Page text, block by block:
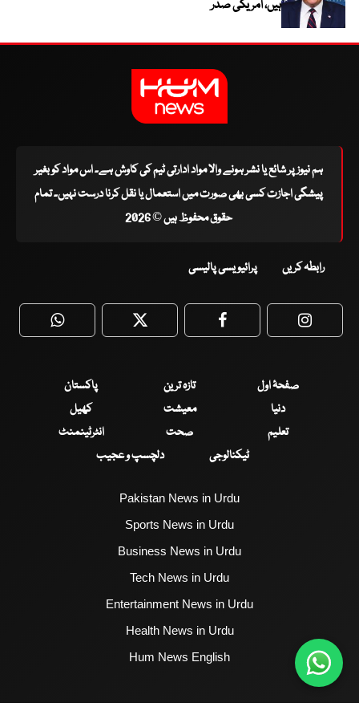
ہیں، امریکی صدر
ہم نیوز پر شائع یا نشر ہونے والا مواد ادارتی ٹیم کی کاوش ہے۔ اس مواد کو بغیر
پیشگی اجازت کسی بھی صورت میں استعمال یا نقل کرنا درست نہیں۔ تمام
حقوق محفوظ ہیں © 2026
رابطہ کریں پرائیویسی پالیسی
WhatsApp Twitter Facebook
صفحۂ اول تازہ ترین
پاکستان
دنیا
معیشت
کھیل
تعلیم
صحت
انٹرٹینمنٹ
ٹیکنالوجی
دلچسپ و عجیب
Pakistan News in Urdu
Sports News in Urdu
Business News in Urdu
Tech News in Urdu
Entertainment News in Urdu
Health News in Urdu
Hum News English